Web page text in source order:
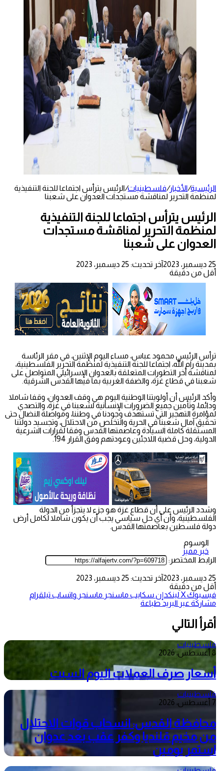
الرئيسية/الأخبار/فلسطينيات/الرئيس يترأس اجتماعا للجنة التنفيذية
لمنظمة التحرير لمناقشة مستجدات العدوان على شعبنا
الرئيس يترأس اجتماعا للجنة التنفيذية
لمنظمة التحرير لمناقشة مستجدات
العدوان على شعبنا
25 ديسمبر، 2023
آخر تحديث: 25 ديسمبر، 2023
أقل من دقيقة
ترأس الرئيس محمود عباس، مساء اليوم الإثنين، في مقر الرئاسة
بمدينة رام الله، اجتماعا للجنة التنفيذية لمنظمة التحرير الفلسطينية،
لمناقشة آخر التطورات المتعلقة بالعدوان الإسرائيلي المتواصل على
شعبنا في قطاع غزة، والضفة الغربية بما فيها القدس الشرقية.
وأكد الرئيس أن أولويتنا الوطنية اليوم هي وقف العدوان، وقفا شاملا
ودائما، وتأمين جميع الضرورات الإنسانية لشعبنا في غزة، والتصدي
لمؤامرة التهجير التي تستهدف وجودنا في وطننا، ومواصلة النضال حتى
تحقيق آمال شعبنا في الحرية والتخلص من الاحتلال، وتجسيد دولتنا
المستقلة كاملة السيادة وعاصمتها القدس وفقا لقرارات الشرعية
الدولية، وحل قضية اللاجئين وعودتهم وفق القرار 194.
وشدد الرئيس على أن قطاع غزة هو جزء لا يتجزأ من الدولة
الفلسطينية، وأن أي حل سياسي يجب أن يكون شاملا لكامل أرض
دولة فلسطين بعاصمتها القدس.
الوسوم
خبر مميز
الرابط المختصر:
25 ديسمبر، 2023
آخر تحديث: 25 ديسمبر، 2023
أقل من دقيقة
فيسبوك‫Xلينكدإن سكايب ماسنجر ماسنجر واتساب تيلقرام
مشاركة عبر البريد طباعة
أقرأ التالي
فلسطينيات
8 أغسطس، 2026
أسعار صرف العملات اليوم السبت
فلسطينيات
7 أغسطس، 2026
محافظة القدس: انسحاب قوات الاحتلال
من مخيم قلنديا وكفر عقب بعد عدوان
استمر يومين